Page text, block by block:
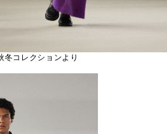
冬コレクションより